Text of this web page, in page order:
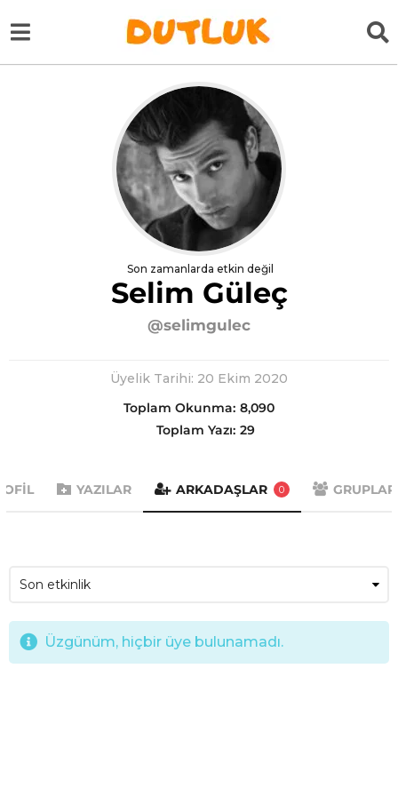
Son zamanlarda etkin değil
Selim Güleç
@selimgulec
Üyelik Tarihi: 20 Ekim 2020
Toplam Okunma: 8,090
Toplam Yazı: 29
YAZILAR ARKADAŞLAR 0
Üzgünüm, hiçbir üye bulunamadı.